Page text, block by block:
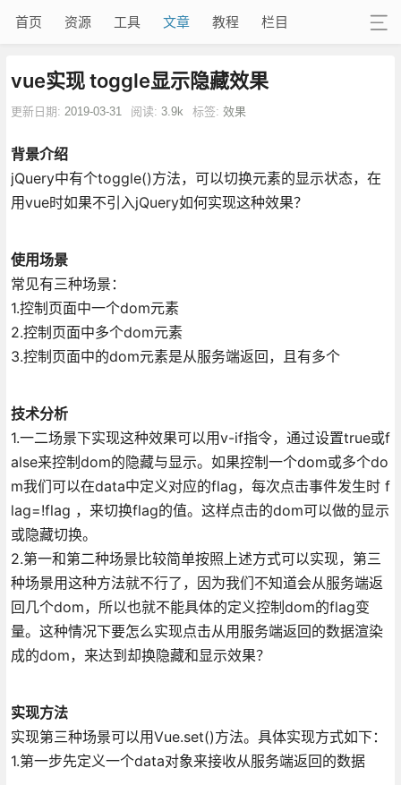
首页 资源 工具 文章 教程 栏目
vue实现 toggle显示隐藏效果
更新日期: 2019-03-31 阅读: 3.9k 标签: 效果
背景介绍
jQuery中有个toggle()方法，可以切换元素的显示状态，在
用vue时如果不引入jQuery如何实现这种效果？
使用场景
常见有三种场景：
1.控制页面中一个dom元素
2.控制页面中多个dom元素
3.控制页面中的dom元素是从服务端返回，且有多个
技术分析
1.一二场景下实现这种效果可以用v-if指令，通过设置true或f
alse来控制dom的隐藏与显示。如果控制一个dom或多个do
m我们可以在data中定义对应的flag，每次点击事件发生时 f
lag=!flag ，来切换flag的值。这样点击的dom可以做的显示
或隐藏切换。
2.第一和第二种场景比较简单按照上述方式可以实现，第三
种场景用这种方法就不行了，因为我们不知道会从服务端返
回几个dom，所以也就不能具体的定义控制dom的flag变
量。这种情况下要怎么实现点击从用服务端返回的数据渲染
成的dom，来达到却换隐藏和显示效果？
实现方法
实现第三种场景可以用Vue.set()方法。具体实现方式如下：
1.第一步先定义一个data对象来接收从服务端返回的数据